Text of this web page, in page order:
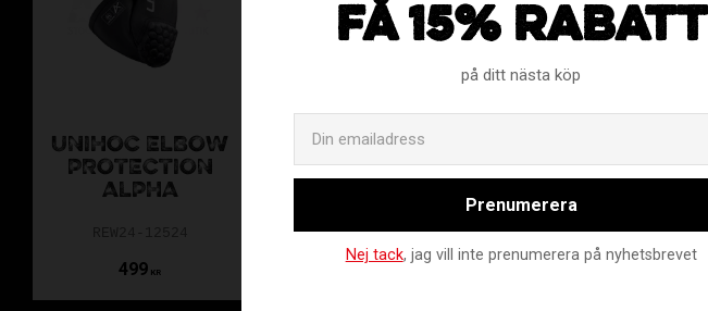
UNIHOC ELBOW
PROTECTION
ALPHA
499 KR
UNIHOC EPIC
FEATHER LIGHT
REW23-21751
349
FEATHER LIGHT
REW24-21923
349
FÅ 15% RABATT
på ditt nästa köp
Prenumerera
Nej tack, jag vill inte prenumerera på nyhetsbrevet